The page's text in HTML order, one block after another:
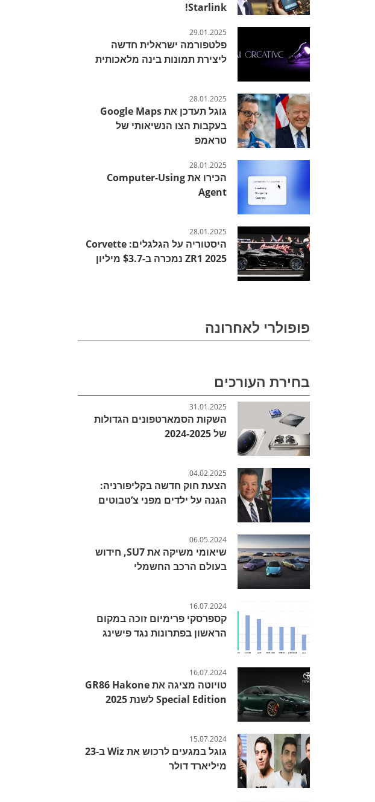
Starlink!
29.01.2025
פלטפורמה ישראלית חדשה
ליצירת תמונות בינה מלאכותית
28.01.2025
גוגל תעדכן את Google Maps
בעקבות הצו הנשיאותי של
טראמפ
28.01.2025
הכירו את Computer-Using
Agent
28.01.2025
היסטוריה על הגלגלים: Corvette
ZR1 2025 נמכרה ב-$3.7 מיליון
פופולרי לאחרונה
בחירת העורכים
31.01.2025
השקות הסמארטפונים הגדולות
של 2024-2025
04.02.2025
הצעת חוק חדשה בקליפורניה:
הגנה על ילדים מפני צ’טבוטים
06.05.2024
שיאומי משיקה את SU7, חידוש
בעולם הרכב החשמלי
16.07.2024
קספרסקי פרימיום זוכה במקום
הראשון בפתרונות נגד פישינג
16.07.2024
טויוטה מציגה את GR86 Hakone
Special Edition לשנת 2025
15.07.2024
גוגל במגעים לרכוש את Wiz ב-23
מיליארד דולר